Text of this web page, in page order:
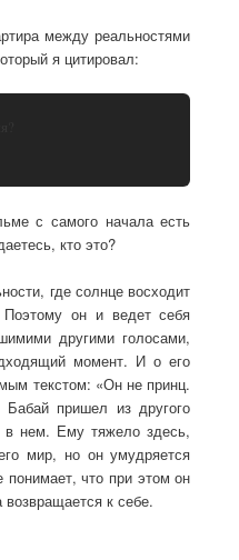
между реальностями
я цитировал:
с самого начала есть
кто это?
где солнце восходит
он и ведет себя
другими голосами,
момент. И о его
текстом: «Он не принц.
пришел из другого
нем. Ему тяжело здесь,
мир, но он умудряется
что при этом он
к себе.